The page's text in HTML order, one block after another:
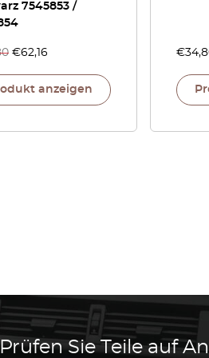
7545853 /
€62,16
anzeigen
€
Sie Teile auf